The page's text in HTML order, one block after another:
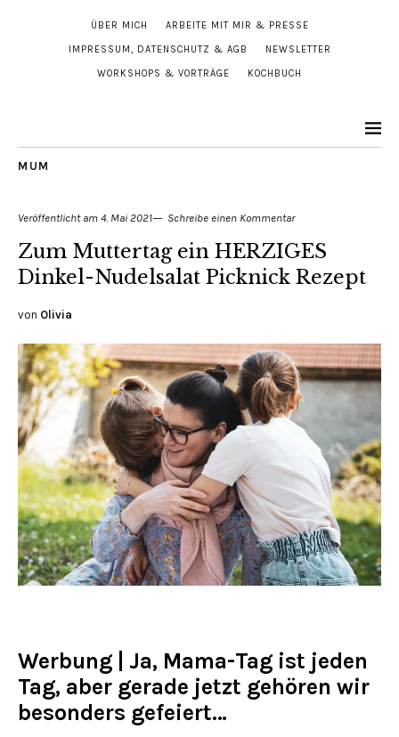
ÜBER MICH ARBEITE MIT MIR & PRESSE
IMPRESSUM, DATENSCHUTZ & AGB NEWSLETTER
WORKSHOPS & VORTRÄGE KOCHBUCH
MUM
Veröffentlicht am 4. Mai 2021 Schreibe einen Kommentar
Zum Muttertag ein HERZIGES
Dinkel-Nudelsalat Picknick Rezept
von Olivia
Werbung | Ja, Mama-Tag ist jeden
Tag, aber gerade jetzt gehören wir
besonders gefeiert…